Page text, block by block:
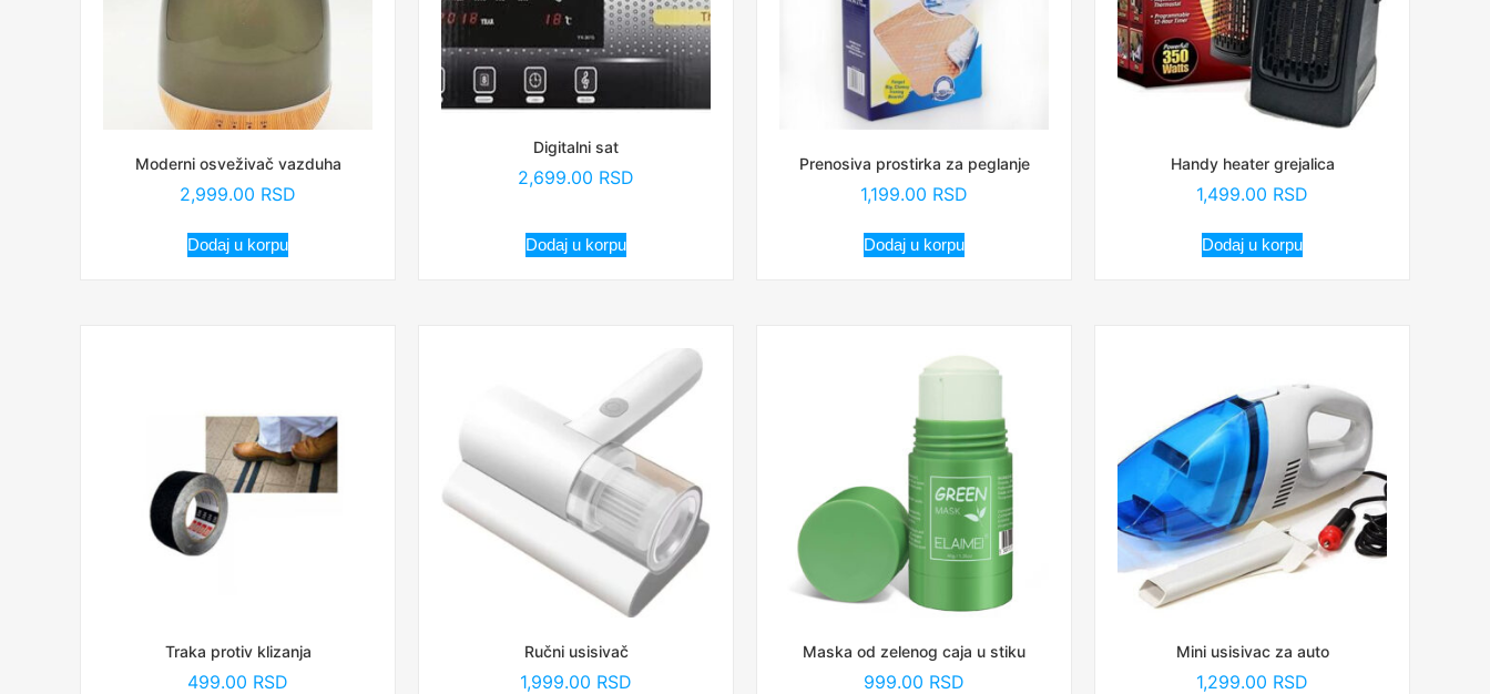
Moderni osveživač vazduha
2,999.00 RSD
Dodaj u korpu
Digitalni sat
2,699.00 RSD
Dodaj u korpu
Prenosiva prostirka za peglanje
1,199.00 RSD
Dodaj u korpu
Handy heater grejalica
1,499.00 RSD
Dodaj u korpu
Traka protiv klizanja
499.00 RSD
Ručni usisivač
1,999.00 RSD
Maska od zelenog caja u stiku
999.00 RSD
Mini usisivac za auto
1,299.00 RSD